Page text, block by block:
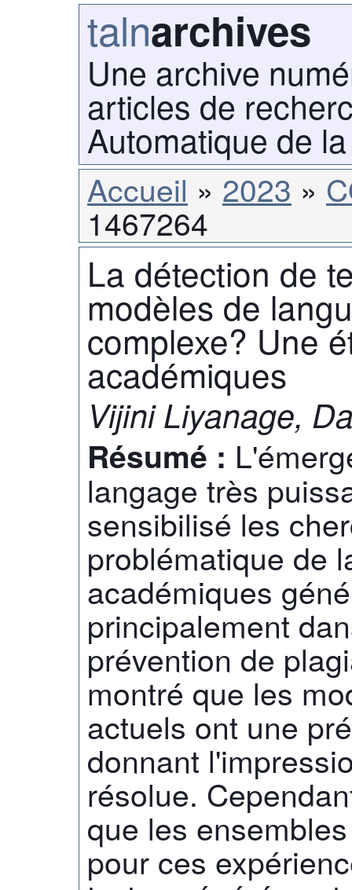
talnarchives
Une archive
articles de
Automatique de
Accueil 2023
1467264
La détection de
modèles de
complexe? Une
académiques
Vijini Liyanage,
Résumé :
langage très
sensibilisé les
problématique de
académiques
principalement
prévention de
montré que les
actuels ont une
donnant
résolue.
que les
pour ces